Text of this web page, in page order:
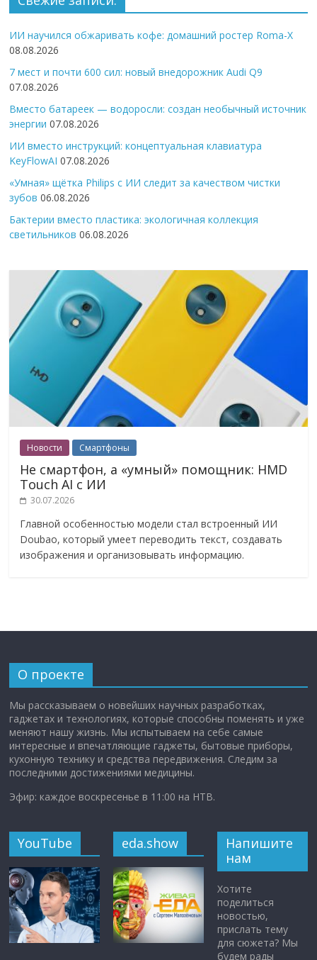
ИИ научился обжаривать кофе: домашний ростер Roma-X
08.08.2026
7 мест и почти 600 сил: новый внедорожник Audi Q9
07.08.2026
Вместо батареек — водоросли: создан необычный источник
энергии 07.08.2026
ИИ вместо инструкций: концептуальная клавиатура
KeyFlowAI 07.08.2026
«Умная» щётка Philips с ИИ следит за качеством чистки
зубов 06.08.2026
Бактерии вместо пластика: экологичная коллекция
светильников 06.08.2026
Новости Смартфоны
Не смартфон, а «умный» помощник: HMD
Touch AI с ИИ
30.07.2026
Главной особенностью модели стал встроенный ИИ
Doubao, который умеет переводить текст, создавать
изображения и организовывать информацию.
О проекте
Мы рассказываем о новейших научных разработках,
гаджетах и технологиях, которые способны поменять и уже
меняют нашу жизнь. Мы испытываем на себе самые
интересные и впечатляющие гаджеты, бытовые приборы,
кухонную технику и средства передвижения. Следим за
последними достижениями медицины.
Эфир: каждое воскресенье в 11:00 на НТВ.
YouTube eda.show
Напишите
нам
Хотите
поделиться
новостью,
прислать тему
для сюжета? Мы
будем рады